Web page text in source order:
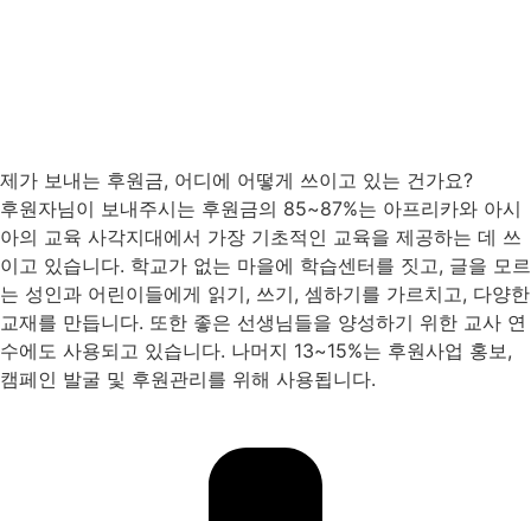
제가 보내는 후원금, 어디에 어떻게 쓰이고 있는 건가요?
후원자님이 보내주시는 후원금의 85~87%는 아프리카와 아시
아의 교육 사각지대에서 가장 기초적인 교육을 제공하는 데 쓰
이고 있습니다. 학교가 없는 마을에 학습센터를 짓고, 글을 모르
는 성인과 어린이들에게 읽기, 쓰기, 셈하기를 가르치고, 다양한
교재를 만듭니다. 또한 좋은 선생님들을 양성하기 위한 교사 연
수에도 사용되고 있습니다. 나머지 13~15%는 후원사업 홍보,
캠페인 발굴 및 후원관리를 위해 사용됩니다.